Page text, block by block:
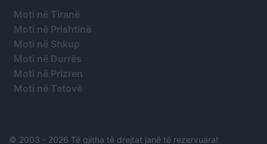
Moti në Tiranë
Moti në Prishtinë
Moti në Shkup
Moti në Durrës
Moti në Prizren
Moti në Tetovë
© 2003 - 2026 Të gjitha të drejtat janë të rezervuara!